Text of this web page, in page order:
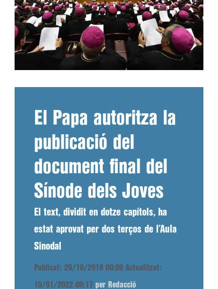
El Papa autoritza la
publicació del
document final del
Sínode dels Joves
El text, dividit en dotze capítols, ha
estat aprovat per dos terços de l’Aula
Sinodal
Publicat: 29/10/2018 00:00 Actualitzat:
15/01/2022 09:17 per Redacció